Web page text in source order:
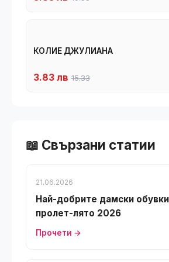
КОЛИЕ ДЖУЛИАНА
3.83 лв 15.33
📖 Свързани статии
21.06.2026
Най-добрите дамски
пролет-лято 2026
Прочети →